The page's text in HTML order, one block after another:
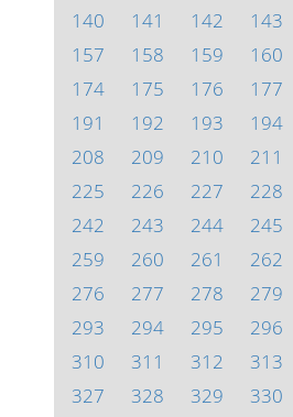
140
141 142 143
157
158 159 160
174
175 176 177
191
192 193 194
208
209 210 211
225
226 227 228
242
243 244 245
259
260 261 262
276
277 278 279
293
294 295 296
310
311 312 313
327
328 329 330